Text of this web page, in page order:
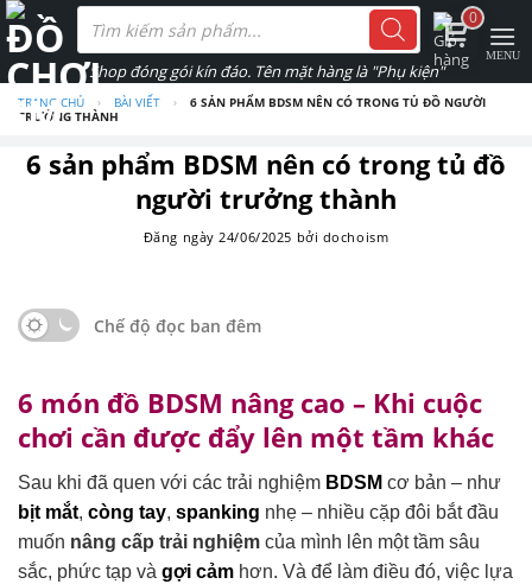
Skip
to
content
Tìm
kiếm
phẩm
TRANG CHỦ › BÀI VIẾT ›
6 SẢN PHẨM BDSM NÊN CÓ TRONG TỦ ĐỒ NGƯỜI
TRƯỞNG THÀNH
6 sản phẩm BDSM nên có trong tủ đồ
người trưởng thành
Đăng ngày24/06/2025 bởi dochoism
Chế độ đọc ban đêm
6 món đồ BDSM nâng cao – Khi cuộc
chơi cần được đẩy lên một tầm khác
Sau khi đã quen với các trải nghiệm BDSM cơ bản – như
bịt mắt, còng tay, spanking nhẹ – nhiều cặp đôi bắt đầu
muốn nâng cấp trải nghiệm của mình lên một tầm sâu
sắc, phức tạp và gợi cảm hơn. Và để làm điều đó, việc lựa
0